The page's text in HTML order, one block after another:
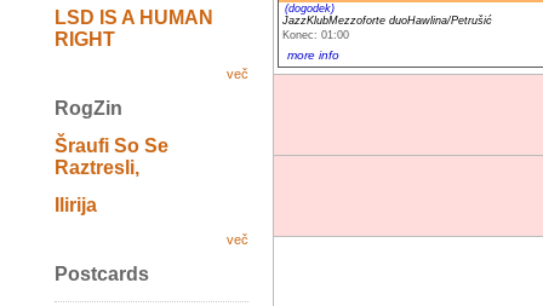
LSD IS A HUMAN
RIGHT
več
RogZin
Šraufi So Se
Raztresli,
Ilirija
več
Postcards
(dogodek)
JazzKlubMezzoforte duoHawlina/Petrušić
Konec: 01:00
more info